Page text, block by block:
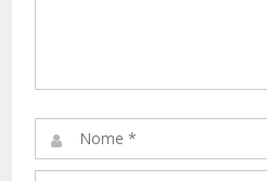
Comentário*
Nome
*